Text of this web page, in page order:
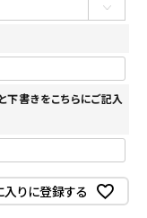
書きをこちらにご記入
入りに登録する